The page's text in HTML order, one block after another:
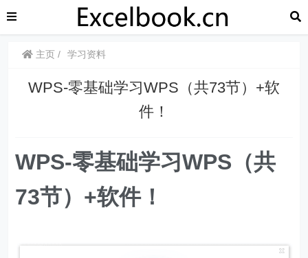
主页 学习资料
WPS-零基础学习WPS（共73节）+软
件！
WPS-零基础学习WPS（共
73节）+软件！